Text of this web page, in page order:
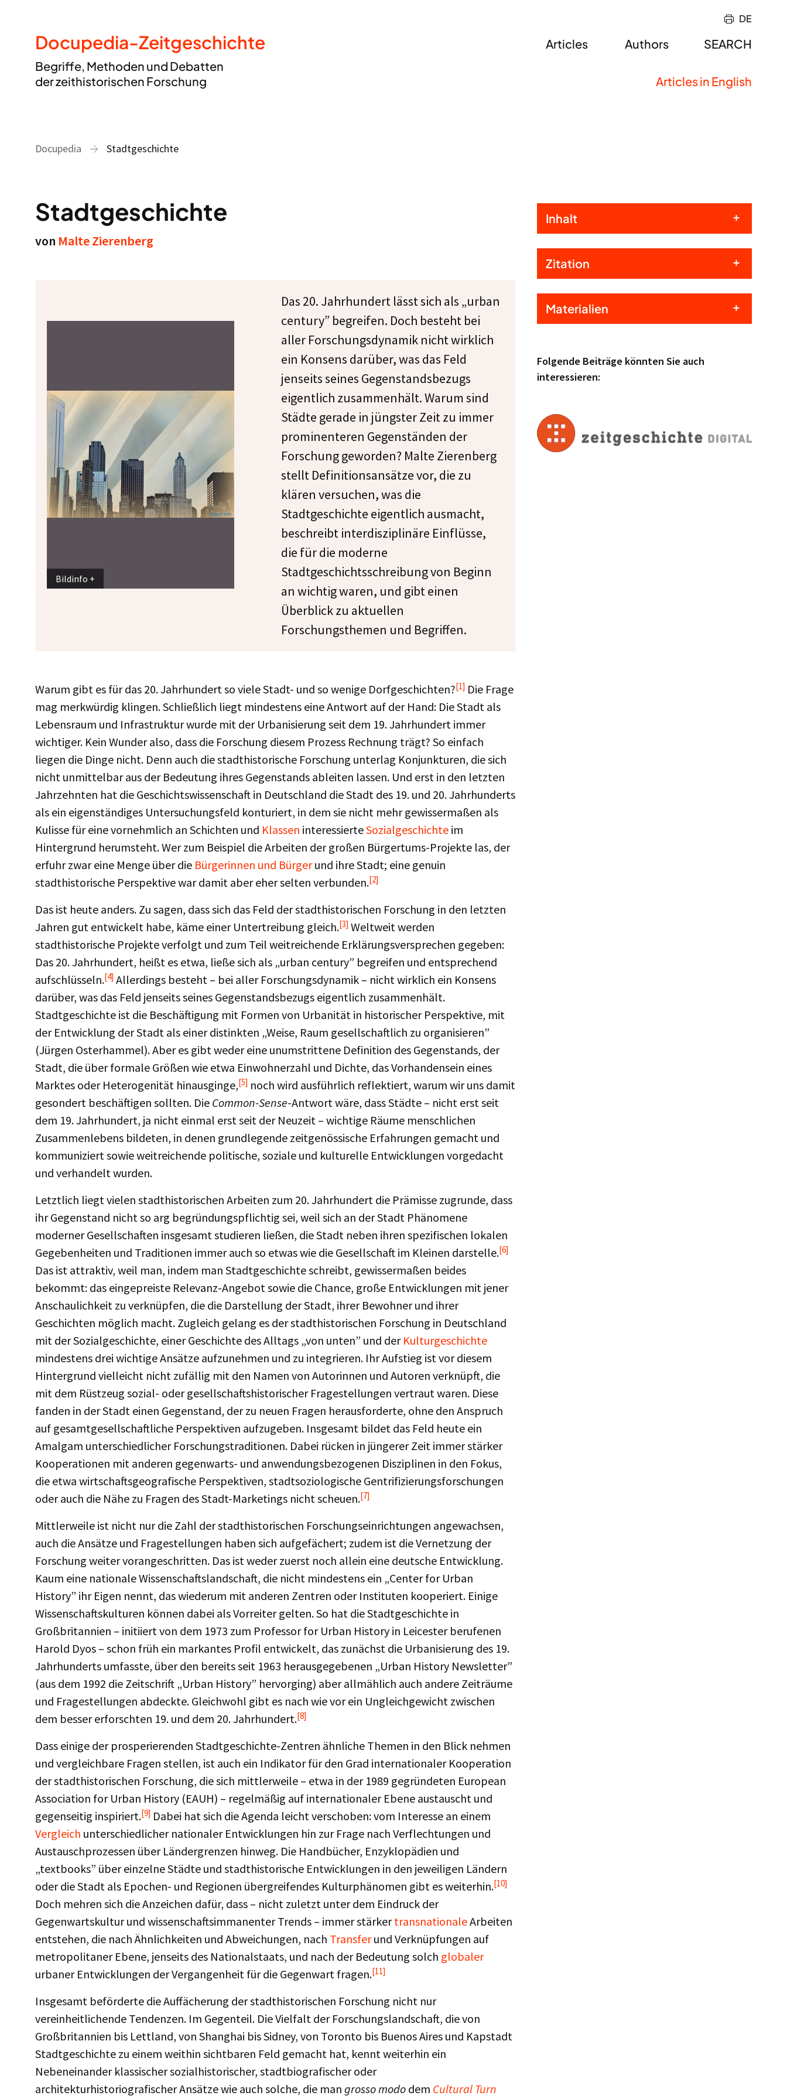
Docupedia-Zeitgeschichte
Begriffe, Methoden und Debatten
der zeithistorischen Forschung
SEARCH
Articles Authors
DE
Articles in English
Docupedia Stadtgeschichte
Stadtgeschichte
von Malte Zierenberg
Bildinfo
Das 20. Jahrhundert lässt sich als „urban
century” begreifen. Doch besteht bei
aller Forschungsdynamik nicht wirklich
ein Konsens darüber, was das Feld
jenseits seines Gegenstandsbezugs
eigentlich zusammenhält. Warum sind
Städte gerade in jüngster Zeit zu immer
prominenteren Gegenständen der
Forschung geworden? Malte Zierenberg
stellt Definitionsansätze vor, die zu
klären versuchen, was die
Stadtgeschichte eigentlich ausmacht,
beschreibt interdisziplinäre Einflüsse,
die für die moderne
Stadtgeschichtsschreibung von Beginn
an wichtig waren, und gibt einen
Überblick zu aktuellen
Forschungsthemen und Begriffen.
Warum gibt es für das 20. Jahrhundert so viele Stadt- und so wenige Dorfgeschichten?[1] Die Frage
mag merkwürdig klingen. Schließlich liegt mindestens eine Antwort auf der Hand: Die Stadt als
Lebensraum und Infrastruktur wurde mit der Urbanisierung seit dem 19. Jahrhundert immer
wichtiger. Kein Wunder also, dass die Forschung diesem Prozess Rechnung trägt? So einfach
liegen die Dinge nicht. Denn auch die stadthistorische Forschung unterlag Konjunkturen, die sich
nicht unmittelbar aus der Bedeutung ihres Gegenstands ableiten lassen. Und erst in den letzten
Jahrzehnten hat die Geschichtswissenschaft in Deutschland die Stadt des 19. und 20. Jahrhunderts
als ein eigenständiges Untersuchungsfeld konturiert, in dem sie nicht mehr gewissermaßen als
Kulisse für eine vornehmlich an Schichten und Klassen interessierteSozialgeschichte im
Hintergrund herumsteht. Wer zum Beispiel die Arbeiten der großen Bürgertums-Projekte las, der
erfuhr zwar eine Menge über die Bürgerinnen und Bürgerund ihre Stadt; eine genuin
stadthistorische Perspektive war damit aber eher selten verbunden.[2]
Das ist heute anders. Zu sagen, dass sich das Feld der stadthistorischen Forschung in den letzten
Jahren gut entwickelt habe, käme einer Untertreibung gleich.[3] Weltweit werden
stadthistorische Projekte verfolgt und zum Teil weitreichende Erklärungsversprechen gegeben:
Das 20. Jahrhundert, heißt es etwa, ließe sich als „urban century” begreifen und entsprechend
aufschlüsseln.[4] Allerdings besteht – bei aller Forschungsdynamik – nicht wirklich ein Konsens
darüber, was das Feld jenseits seines Gegenstandsbezugs eigentlich zusammenhält.
Stadtgeschichte ist die Beschäftigung mit Formen von Urbanität in historischer Perspektive, mit
der Entwicklung der Stadt als einer distinkten „Weise, Raum gesellschaftlich zu organisieren”
(Jürgen Osterhammel). Aber es gibt weder eine unumstrittene Definition des Gegenstands, der
Stadt, die über formale Größen wie etwa Einwohnerzahl und Dichte, das Vorhandensein eines
Marktes oder Heterogenität hinausginge,[5] noch wird ausführlich reflektiert, warum wir uns damit
gesondert beschäftigen sollten. Die Common-Sense-Antwort wäre, dass Städte – nicht erst seit
dem 19. Jahrhundert, ja nicht einmal erst seit der Neuzeit – wichtige Räume menschlichen
Zusammenlebens bildeten, in denen grundlegende zeitgenössische Erfahrungen gemacht und
kommuniziert sowie weitreichende politische, soziale und kulturelle Entwicklungen vorgedacht
und verhandelt wurden.
Letztlich liegt vielen stadthistorischen Arbeiten zum 20. Jahrhundert die Prämisse zugrunde, dass
ihr Gegenstand nicht so arg begründungspflichtig sei, weil sich an der Stadt Phänomene
moderner Gesellschaften insgesamt studieren ließen, die Stadt neben ihren spezifischen lokalen
Gegebenheiten und Traditionen immer auch so etwas wie die Gesellschaft im Kleinen darstelle.[6]
Das ist attraktiv, weil man, indem man Stadtgeschichte schreibt, gewissermaßen beides
bekommt: das eingepreiste Relevanz-Angebot sowie die Chance, große Entwicklungen mit jener
Anschaulichkeit zu verknüpfen, die die Darstellung der Stadt, ihrer Bewohner und ihrer
Geschichten möglich macht. Zugleich gelang es der stadthistorischen Forschung in Deutschland
mit der Sozialgeschichte, einer Geschichte des Alltags „von unten” und der Kulturgeschichte
mindestens drei wichtige Ansätze aufzunehmen und zu integrieren. Ihr Aufstieg ist vor diesem
Hintergrund vielleicht nicht zufällig mit den Namen von Autorinnen und Autoren verknüpft, die
mit dem Rüstzeug sozial- oder gesellschaftshistorischer Fragestellungen vertraut waren. Diese
fanden in der Stadt einen Gegenstand, der zu neuen Fragen herausforderte, ohne den Anspruch
auf gesamtgesellschaftliche Perspektiven aufzugeben. Insgesamt bildet das Feld heute ein
Amalgam unterschiedlicher Forschungstraditionen. Dabei rücken in jüngerer Zeit immer stärker
Kooperationen mit anderen gegenwarts- und anwendungsbezogenen Disziplinen in den Fokus,
die etwa wirtschaftsgeografische Perspektiven, stadtsoziologische Gentrifizierungsforschungen
oder auch die Nähe zu Fragen des Stadt-Marketings nicht scheuen.[7]
Mittlerweile ist nicht nur die Zahl der stadthistorischen Forschungseinrichtungen angewachsen,
auch die Ansätze und Fragestellungen haben sich aufgefächert; zudem ist die Vernetzung der
Forschung weiter vorangeschritten. Das ist weder zuerst noch allein eine deutsche Entwicklung.
Kaum eine nationale Wissenschaftslandschaft, die nicht mindestens ein „Center for Urban
History” ihr Eigen nennt, das wiederum mit anderen Zentren oder Instituten kooperiert. Einige
Wissenschaftskulturen können dabei als Vorreiter gelten. So hat die Stadtgeschichte in
Großbritannien – initiiert von dem 1973 zum Professor for Urban History in Leicester berufenen
Harold Dyos – schon früh ein markantes Profil entwickelt, das zunächst die Urbanisierung des 19.
Jahrhunderts umfasste, über den bereits seit 1963 herausgegebenen „Urban History Newsletter”
(aus dem 1992 die Zeitschrift „Urban History” hervorging) aber allmählich auch andere Zeiträume
und Fragestellungen abdeckte. Gleichwohl gibt es nach wie vor ein Ungleichgewicht zwischen
dem besser erforschten 19. und dem 20. Jahrhundert.[8]
Dass einige der prosperierenden Stadtgeschichte-Zentren ähnliche Themen in den Blick nehmen
und vergleichbare Fragen stellen, ist auch ein Indikator für den Grad internationaler Kooperation
der stadthistorischen Forschung, die sich mittlerweile – etwa in der 1989 gegründeten European
Association for Urban History (EAUH) – regelmäßig auf internationaler Ebene austauscht und
gegenseitig inspiriert.[9] Dabei hat sich die Agenda leicht verschoben: vom Interesse an einem
Vergleich unterschiedlicher nationaler Entwicklungen hin zur Frage nach Verflechtungen und
Austauschprozessen über Ländergrenzen hinweg. Die Handbücher, Enzyklopädien und
„textbooks” über einzelne Städte und stadthistorische Entwicklungen in den jeweiligen Ländern
oder die Stadt als Epochen- und Regionen übergreifendes Kulturphänomen gibt es weiterhin.[10]
Doch mehren sich die Anzeichen dafür, dass – nicht zuletzt unter dem Eindruck der
Gegenwartskultur und wissenschaftsimmanenter Trends – immer stärkertransnationaleArbeiten
entstehen, die nach Ähnlichkeiten und Abweichungen, nach Transferund Verknüpfungen auf
metropolitaner Ebene, jenseits des Nationalstaats, und nach der Bedeutung solch globaler
urbaner Entwicklungen der Vergangenheit für die Gegenwart fragen.[11]
Insgesamt beförderte die Auffächerung der stadthistorischen Forschung nicht nur
vereinheitlichende Tendenzen. Im Gegenteil. Die Vielfalt der Forschungslandschaft, die von
Großbritannien bis Lettland, von Shanghai bis Sidney, von Toronto bis Buenos Aires und Kapstadt
Stadtgeschichte zu einem weithin sichtbaren Feld gemacht hat, kennt weiterhin ein
Nebeneinander klassischer sozialhistorischer, stadtbiografischer oder
architekturhistoriografischer Ansätze wie auch solche, die man grosso modo dem Cultural Turn
Inhalt
Zitation
Materialien
Folgende Beiträge könnten Sie auch
interessieren: